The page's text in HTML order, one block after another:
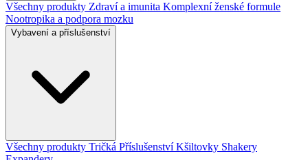
Všechny produkty Zdraví a imunita Komplexní ženské formule
Nootropika a podpora mozku
Vybavení a příslušenství
Všechny produkty Tričká PříslušenstvíKšiltovky Shakery